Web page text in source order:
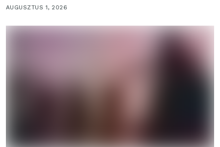
AUGUSZTUS 1, 2026